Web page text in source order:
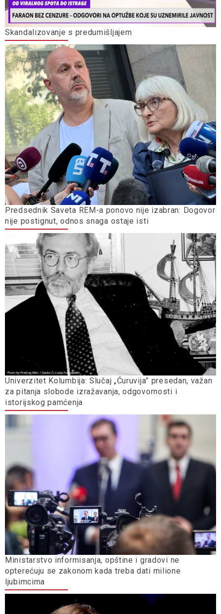
Skandalizovanje s predumišljajem
Predsednik Saveta REM-a ponovo nije izabran: Dogovor
nije postignut, odnos snaga ostaje isti
Univerzitet Kolumbija: Slučaj „Ćuruvija” presedan, važan
za pitanja slobode izražavanja, odgovornosti i
istorijskog pamćenja
Ministarstvo informisanja, opštine i gradovi ne
opterećuju se zakonom kada treba dati milione
ljubimcima